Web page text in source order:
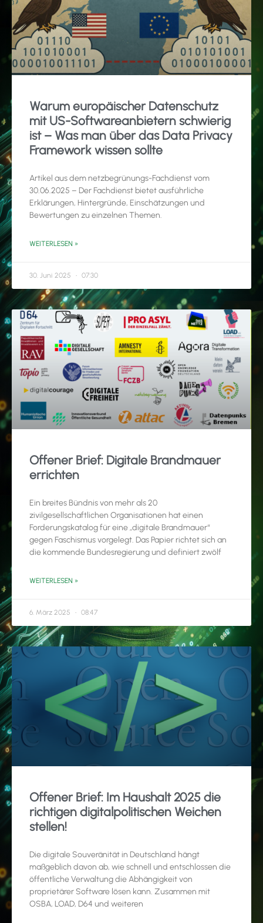
Warum europäischer Datenschutz
mit US-Softwareanbietern schwierig
ist – Was man über das Data Privacy
Framework wissen sollte
Artikel aus dem netzbegrünungs-Fachdienst vom
30.06.2025 – Der Fachdienst bietet ausführliche
Erklärungen, Hintergründe, Einschätzungen und
Bewertungen zu einzelnen Themen.
WEITERLESEN »
30. Juni 2025 07:30
Offener Brief: Digitale Brandmauer
errichten
Ein breites Bündnis von mehr als 20
zivilgesellschaftlichen Organisationen hat einen
Forderungskatalog für eine „digitale Brandmauer“
gegen Faschismus vorgelegt. Das Papier richtet sich an
die kommende Bundesregierung und definiert zwölf
WEITERLESEN »
6. März 2025 08:47
Offener Brief: Im Haushalt 2025 die
richtigen digitalpolitischen Weichen
stellen!
Die digitale Souveränität in Deutschland hängt
maßgeblich davon ab, wie schnell und entschlossen die
öffentliche Verwaltung die Abhängigkeit von
proprietärer Software lösen kann. Zusammen mit
OSBA, LOAD, D64 und weiteren